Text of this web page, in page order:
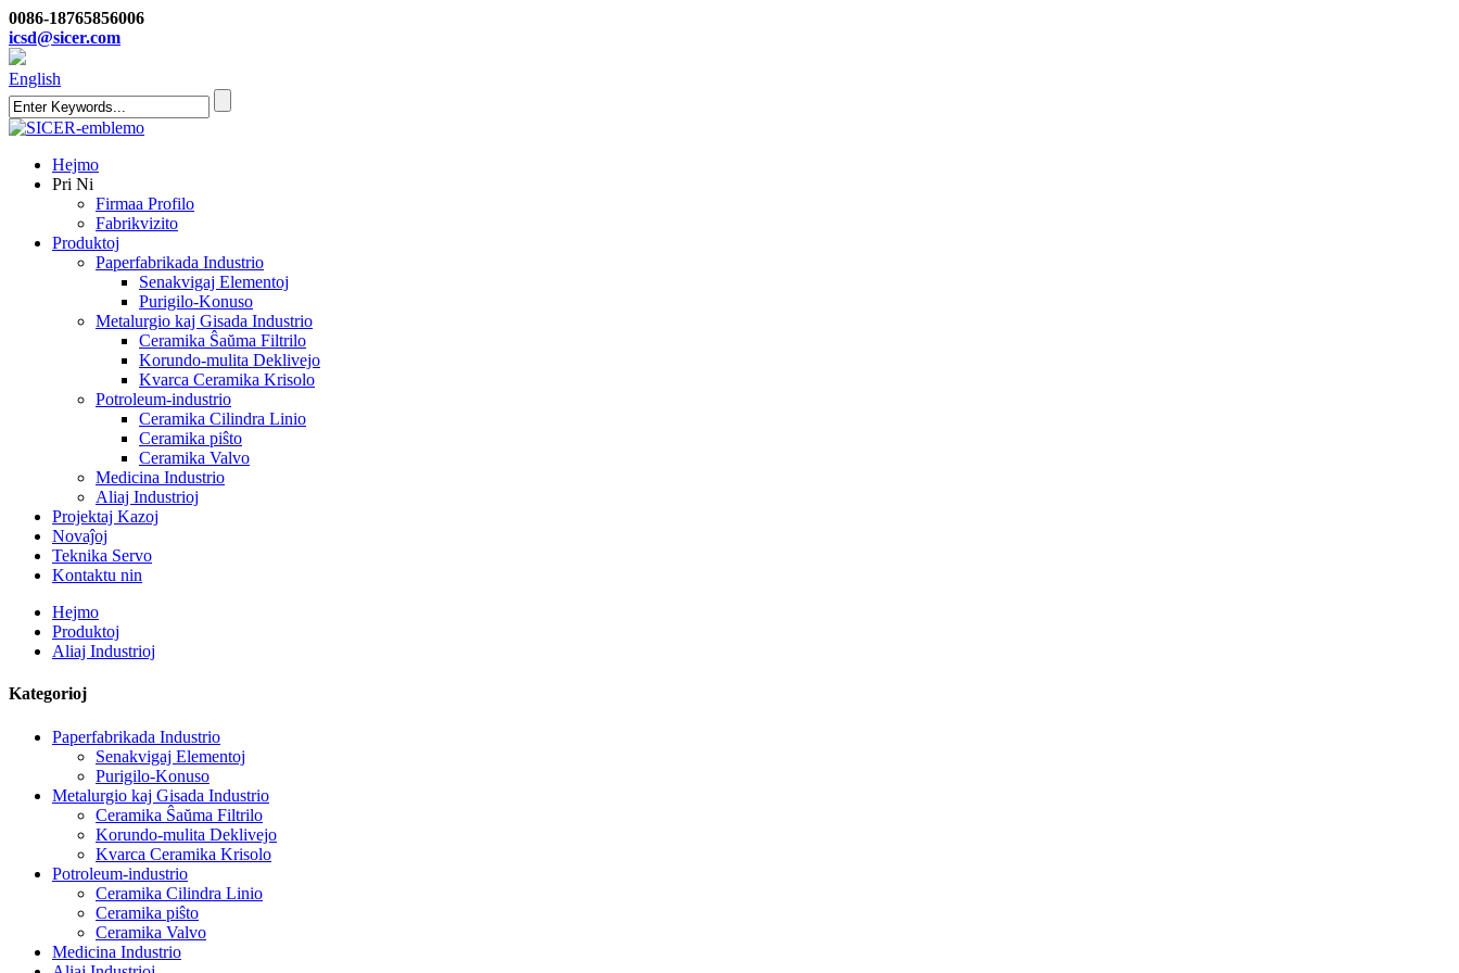
0086-18765856006
icsd@sicer.com
English
Hejmo
Pri Ni
Firmaa Profilo
Fabrikvizito
Produktoj
Paperfabrikada Industrio
Senakvigaj Elementoj
Purigilo-Konuso
Metalurgio kaj Gisada Industrio
Ceramika Ŝaŭma Filtrilo
Korundo-mulita Deklivejo
Kvarca Ceramika Krisolo
Potroleum-industrio
Ceramika Cilindra Linio
Ceramika piŝto
Ceramika Valvo
Medicina Industrio
Aliaj Industrioj
Projektaj Kazoj
Novaĵoj
Teknika Servo
Kontaktu nin
Hejmo
Produktoj
Aliaj Industrioj
Kategorioj
Paperfabrikada Industrio
Senakvigaj Elementoj
Purigilo-Konuso
Metalurgio kaj Gisada Industrio
Ceramika Ŝaŭma Filtrilo
Korundo-mulita Deklivejo
Kvarca Ceramika Krisolo
Potroleum-industrio
Ceramika Cilindra Linio
Ceramika piŝto
Ceramika Valvo
Medicina Industrio